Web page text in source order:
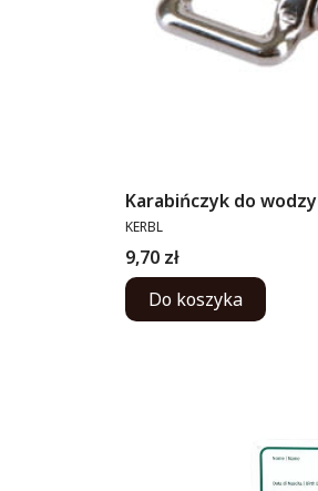
Karabińczyk do wodzy
PRODUCENT
KERBL
Cena
9,70 zł
Do koszyka